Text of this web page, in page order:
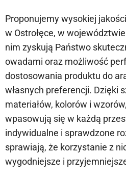
Proponujemy wysokiej
w Ostrołęce, w
nim zyskują Państwo
owadami oraz możliwość
dostosowania produktu do
własnych preferencji. Dzięki
materiałów, kolorów i
wpasowują się w każdą
indywidualne i sprawdzone
sprawiają, że korzystanie z
wygodniejsze i